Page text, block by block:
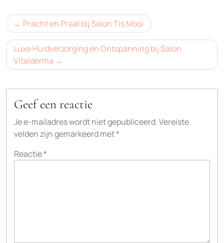
Bericht
navigatie
Pracht en Praal bij Salon Tis Mooi
Luxe Huidverzorging en Ontspanning bij Salon
Vitalderma
Geef een reactie
Je e-mailadres wordt niet gepubliceerd.Vereiste
velden zijn gemarkeerd met*
Reactie*